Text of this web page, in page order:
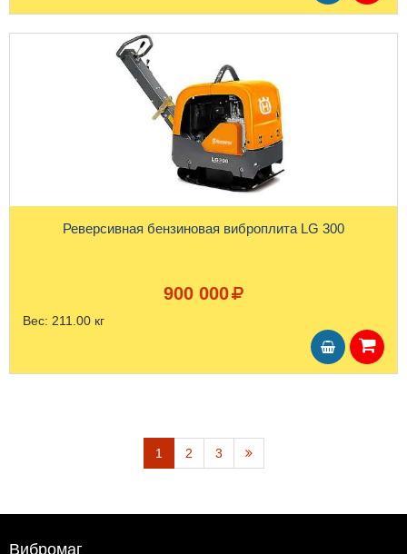
Реверсивная бензиновая виброплита LG 300
900 000
Вес: 211.00 кг
1 2 3
Вибромаг